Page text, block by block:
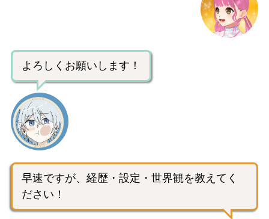
よろしくお願いします！
早速ですが、経歴・設定・世界観を教えてく
ださい！